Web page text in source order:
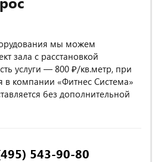
мы можем
зала с расстановкой
услуги — 800 ₽/кв.метр, при
в компании «Фитнес Система»
без дополнительной
543-90-80